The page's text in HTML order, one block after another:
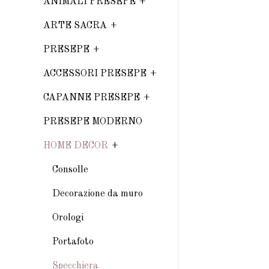
ARTE SACRA
PRESEPE
ACCESSORI PRESEPE
CAPANNE PRESEPE
PRESEPE MODERNO
HOME DECOR
Consolle
Decorazione da muro
Orologi
Portafoto
Specchiera